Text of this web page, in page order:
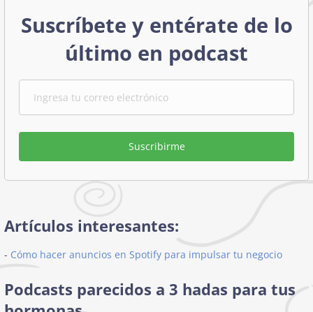
Suscríbete y entérate de lo
último en podcast
Suscribirme
Artículos interesantes:
- Cómo hacer anuncios en Spotify para impulsar tu negocio
Podcasts parecidos a 3 hadas para tus